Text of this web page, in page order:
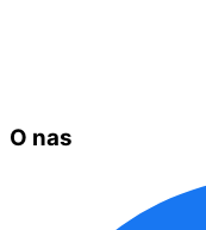
O nas